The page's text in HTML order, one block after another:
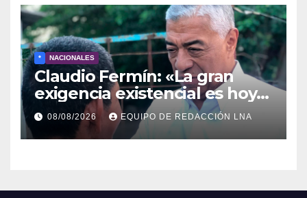
* NACIONALES
Claudio Fermín: «La gran
exigencia existencial es hoy
la defensa de la soberanía»
08/08/2026 EQUIPO DE REDACCIÓN LNA